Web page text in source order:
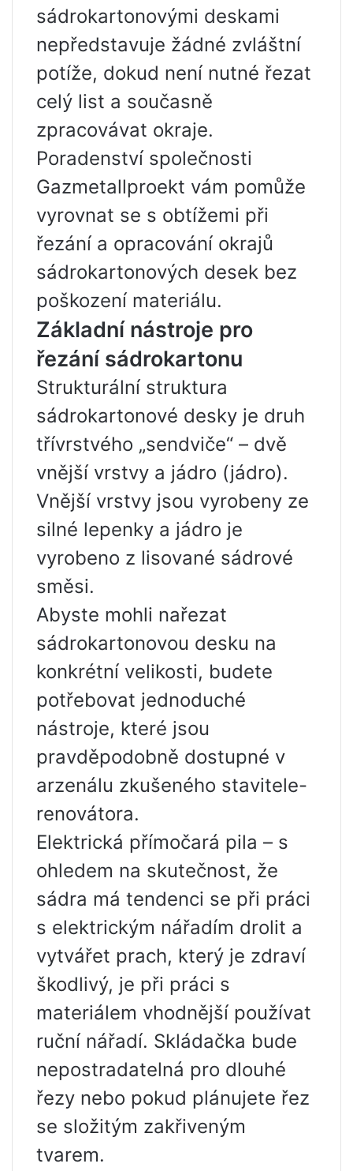
sádrokartonovými deskami
nepředstavuje žádné zvláštní
potíže, dokud není nutné řezat
celý list a současně
zpracovávat okraje.
Poradenství společnosti
Gazmetallproekt vám pomůže
vyrovnat se s obtížemi při
řezání a opracování okrajů
sádrokartonových desek bez
poškození materiálu.
Základní nástroje pro
řezání sádrokartonu
Strukturální struktura
sádrokartonové desky je druh
třívrstvého „sendviče“ – dvě
vnější vrstvy a jádro (jádro).
Vnější vrstvy jsou vyrobeny ze
silné lepenky a jádro je
vyrobeno z lisované sádrové
směsi.
Abyste mohli nařezat
sádrokartonovou desku na
konkrétní velikosti, budete
potřebovat jednoduché
nástroje, které jsou
pravděpodobně dostupné v
arzenálu zkušeného stavitele-
renovátora.
Elektrická přímočará pila – s
ohledem na skutečnost, že
sádra má tendenci se při práci
s elektrickým nářadím drolit a
vytvářet prach, který je zdraví
škodlivý, je při práci s
materiálem vhodnější používat
ruční nářadí. Skládačka bude
nepostradatelná pro dlouhé
řezy nebo pokud plánujete řez
se složitým zakřiveným
tvarem.